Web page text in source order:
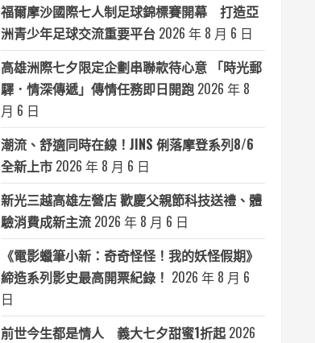
福爾摩沙國際七人制足球錦標賽開幕 打造亞
洲青少年足球交流重要平台 2026 年 8 月 6 日
高雄洲際七夕限定企劃串聯款待心意 「時光郵
驛．情深傳遞」傳情任務即日開跑 2026 年 8
月 6 日
潮流、舒適同時在線！JINS 俐落摩登系列8/6
全新上市 2026 年 8 月 6 日
新光三越高雄左營店 歡慶父親節科技送禮、體
驗消費成新主流 2026 年 8 月 6 日
《電影蠟筆小新：奇奇怪怪！我的妖怪假期》
締造系列影史最高開票紀錄！ 2026 年 8 月 6
日
前世今生都是情人 義大七夕甜蜜1折起 2026